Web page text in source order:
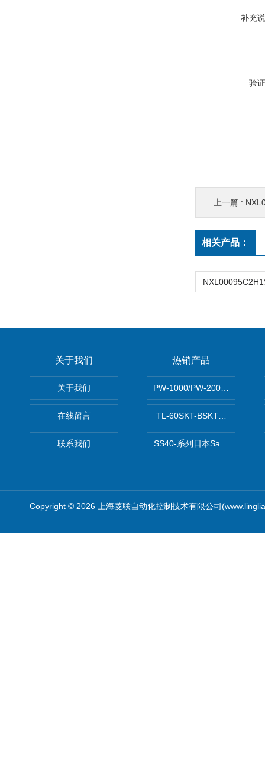
补充
验
上一篇 :
相关产品：
关于我们
关于我们
在线留言
联系我们
热销产品
PW-1000/PW-
TL-60SKT-BSKTC张力控制器
SS40-系列日本Sawamura泽
Copyright © 2026 上海菱联自动化控制技术有限公司